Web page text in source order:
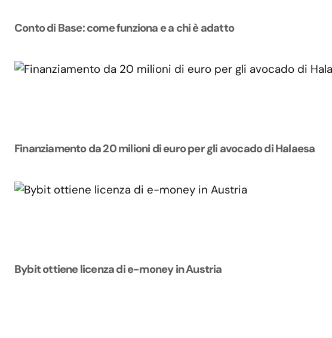
Conto di Base: come funziona e a chi è adatto
Finanziamento da 20 milioni di euro per gli avocado di Halaesa
Bybit ottiene licenza di e-money in Austria